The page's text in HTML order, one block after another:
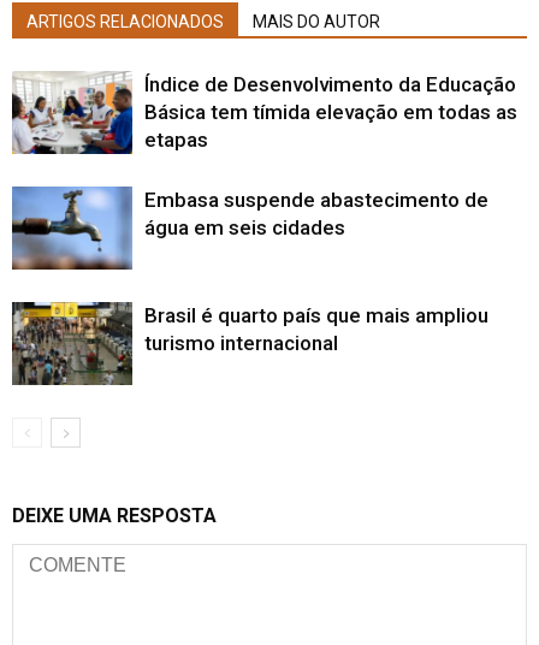
ARTIGOS RELACIONADOS MAIS DO AUTOR
Índice de Desenvolvimento da Educação
Básica tem tímida elevação em todas as
etapas
Embasa suspende abastecimento de
água em seis cidades
Brasil é quarto país que mais ampliou
turismo internacional
DEIXE UMA RESPOSTA